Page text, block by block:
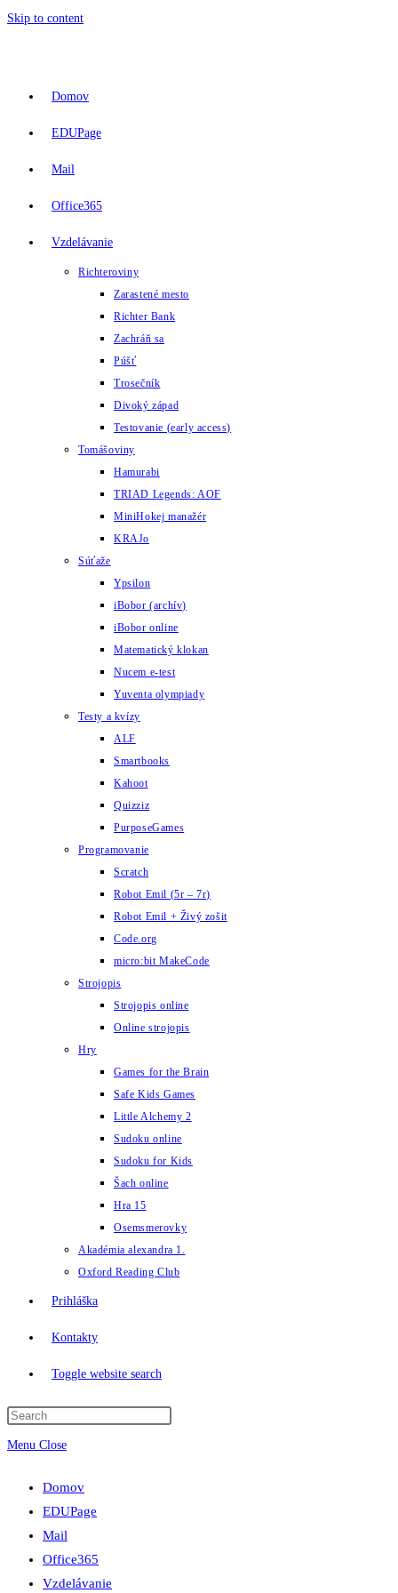
Skip to content
Domov
EDUPage
Mail
Office365
Vzdelávanie
Richteroviny
Zarastené mesto
Richter Bank
Zachráň sa
Púšť
Trosečník
Divoký západ
Testovanie (early access)
Tomášoviny
Hamurabi
TRIAD Legends: AOF
MiniHokej manažér
KRAJo
Súťaže
Ypsilon
iBobor (archív)
iBobor online
Matematický klokan
Nucem e-test
Yuventa olympiady
Testy a kvízy
ALF
Smartbooks
Kahoot
Quizziz
PurposeGames
Programovanie
Scratch
Robot Emil (5r – 7r)
Robot Emil + Živý zošit
Code.org
micro:bit MakeCode
Strojopis
Strojopis online
Online strojopis
Hry
Games for the Brain
Safe Kids Games
Little Alchemy 2
Sudoku online
Sudoku for Kids
Šach online
Hra 15
Osemsmerovky
Akadémia alexandra 1.
Oxford Reading Club
Prihláška
Kontakty
Toggle website search
Menu Close
Domov
EDUPage
Mail
Office365
Vzdelávanie